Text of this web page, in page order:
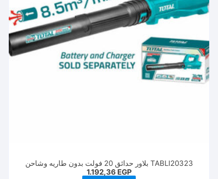
TABLI20323 بلاور حدائق 20 فولت بدون طاريه وشاحن
1.192,36 EGP